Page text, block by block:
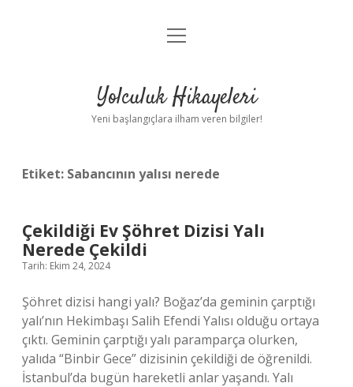
Anasayfa
Yasal Uyarı
menüyü
Yolculuk Hikayeleri
Yeni başlangıçlara ilham veren bilgiler!
Etiket: Sabancının yalısı nerede
Çekildiği Ev Şöhret Dizisi Yalı
Nerede Çekildi
Tarih: Ekim 24, 2024
Şöhret dizisi hangi yalı? Boğaz’da geminin çarptığı
yalı’nın Hekimbaşı Salih Efendi Yalısı olduğu ortaya
çıktı. Geminin çarptığı yalı paramparça olurken,
yalıda “Binbir Gece” dizisinin çekildiği de öğrenildi.
İstanbul’da bugün hareketli anlar yaşandı. Yalı